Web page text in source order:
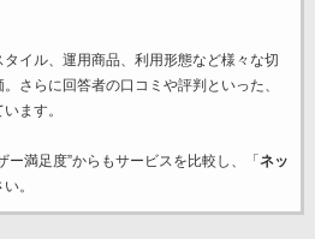
イル、運用商品、利用形態など様々な切
さらに回答者の口コミや評判といった、
ます。
ー満足度”からもサービスを比較し、「 ネッ
。